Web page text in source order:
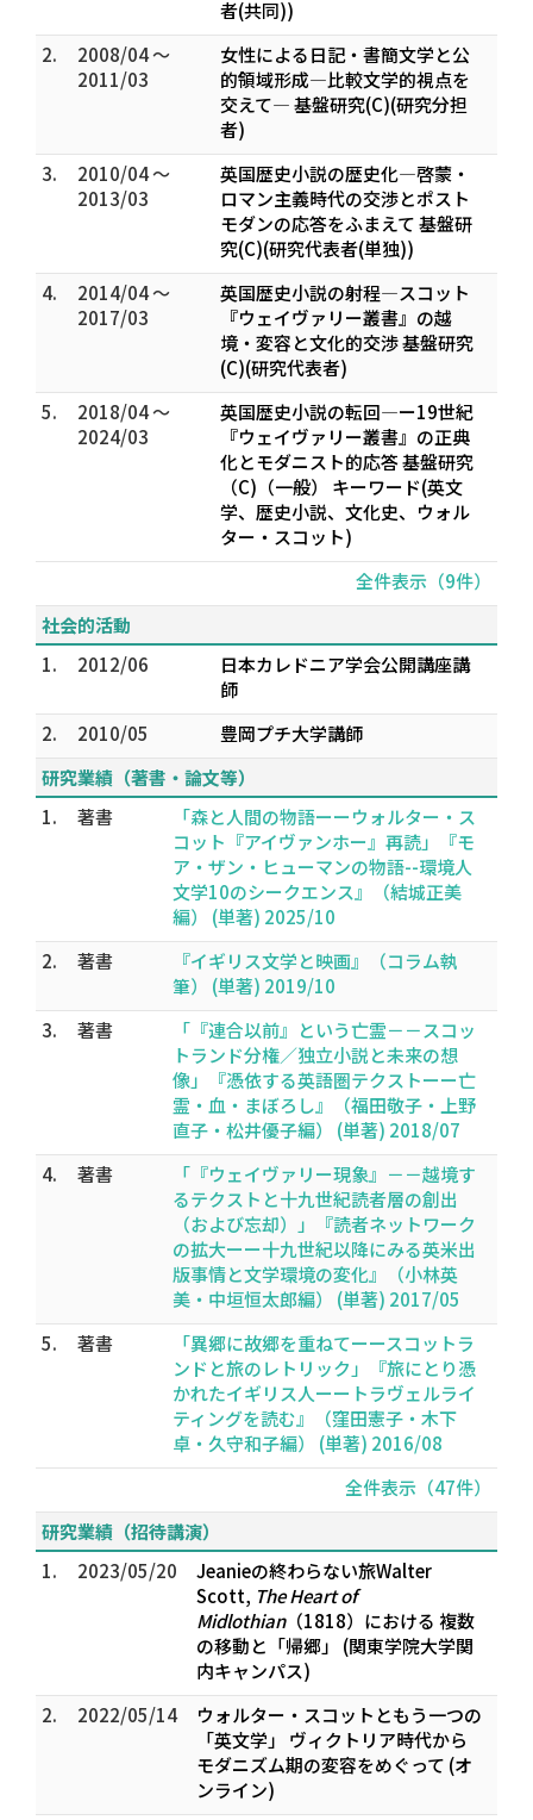
者(共同))
2.
2008/04 ～
2011/03
女性による日記・書簡文学と公
的領域形成―比較文学的視点を
交えて― 基盤研究(C)(研究分担
者)
3.
2010/04 ～
2013/03
英国歴史小説の歴史化―啓蒙・
ロマン主義時代の交渉とポスト
モダンの応答をふまえて 基盤研
究(C)(研究代表者(単独))
4.
2014/04 ～
2017/03
英国歴史小説の射程―スコット
『ウェイヴァリー叢書』の越
境・変容と文化的交渉 基盤研究
(C)(研究代表者)
5.
2018/04 ～
2024/03
英国歴史小説の転回―ー19世紀
『ウェイヴァリー叢書』の正典
化とモダニスト的応答 基盤研究
（C)（一般） キーワード(英文
学、歴史小説、文化史、ウォル
ター・スコット)
全件表示（9件）
社会的活動
1.
2012/06
日本カレドニア学会公開講座講
師
2.
2010/05
豊岡プチ大学講師
研究業績（著書・論文等）
1.
著書
「森と人間の物語ーーウォルター・ス
コット『アイヴァンホー』再読」『モ
ア・ザン・ヒューマンの物語--環境人
文学10のシークエンス』（結城正美
編） (単著) 2025/10
2.
著書
『イギリス文学と映画』（コラム執
筆） (単著) 2019/10
3.
著書
「『連合以前』という亡霊－－スコッ
トランド分権／独立小説と未来の想
像」『憑依する英語圏テクストーー亡
霊・血・まぼろし』（福田敬子・上野
直子・松井優子編） (単著) 2018/07
4.
著書
「『ウェイヴァリー現象』－－越境す
るテクストと十九世紀読者層の創出
（および忘却）」『読者ネットワーク
の拡大ーー十九世紀以降にみる英米出
版事情と文学環境の変化』（小林英
美・中垣恒太郎編） (単著) 2017/05
5.
著書
「異郷に故郷を重ねてーースコットラ
ンドと旅のレトリック」『旅にとり憑
かれたイギリス人ーートラヴェルライ
ティングを読む』（窪田憲子・木下
卓・久守和子編） (単著) 2016/08
全件表示（47件）
研究業績（招待講演）
1.
2023/05/20
Jeanieの終わらない旅――Walter
Scott, The Heart of
Midlothian（1818）における 複数
の移動と「帰郷」 (関東学院大学関
内キャンパス)
2.
2022/05/14
ウォルター・スコットともう一つの
「英文学」 ――ヴィクトリア時代から
モダニズム期の変容をめぐって (オ
ンライン)